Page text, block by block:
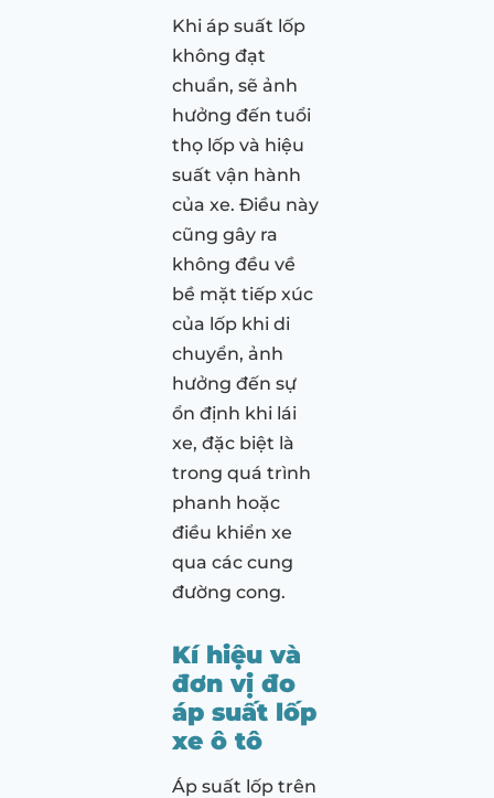
Khi áp suất lốp
không đạt
chuẩn, sẽ ảnh
hưởng đến tuổi
thọ lốp và hiệu
suất vận hành
của xe. Điều này
cũng gây ra
không đều về
bề mặt tiếp xúc
của lốp khi di
chuyển, ảnh
hưởng đến sự
ổn định khi lái
xe, đặc biệt là
trong quá trình
phanh hoặc
điều khiển xe
qua các cung
đường cong.
Kí hiệu và
đơn vị đo
áp suất lốp
xe ô tô
Áp suất lốp trên